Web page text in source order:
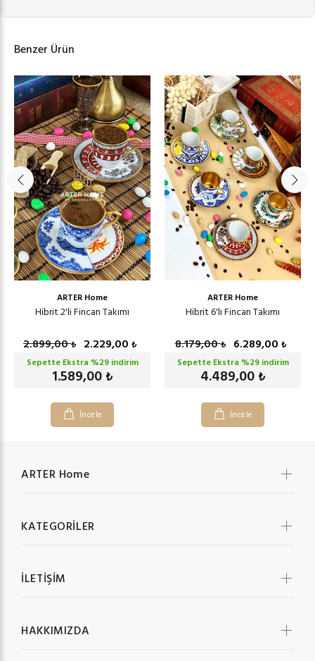
Benzer Ürün
ARTER Home
Hibrit 2'li Fincan Takımı
2.899,00₺ 2.229,00 ₺
Sepette Ekstra %29indirim
1.589,00 ₺
İncele
ARTER Home
Hibrit 6'lı Fincan Takımı
8.179,00₺ 6.289,00 ₺
Sepette Ekstra %29indirim
4.489,00 ₺
İncele
ARTER Home
KATEGORİLER
İLETİŞİM
HAKKIMIZDA